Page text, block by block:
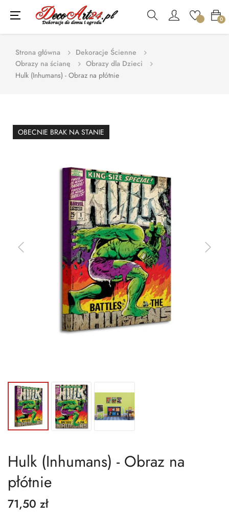
0
Toggle
navigation
☰
Strona główna
Dekoracje Ścienne
Obrazy na ścianę
Obrazy dla Dzieci
Hulk (Inhumans) - Obraz na płótnie
OBECNIE BRAK NA STANIE
Hulk (Inhumans) - Obraz na
płótnie
71,50 zł